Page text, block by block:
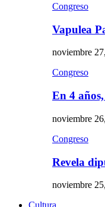
Congreso
Vapulea
noviembre
Congreso
En 4
noviembre
Congreso
Revela
noviembre